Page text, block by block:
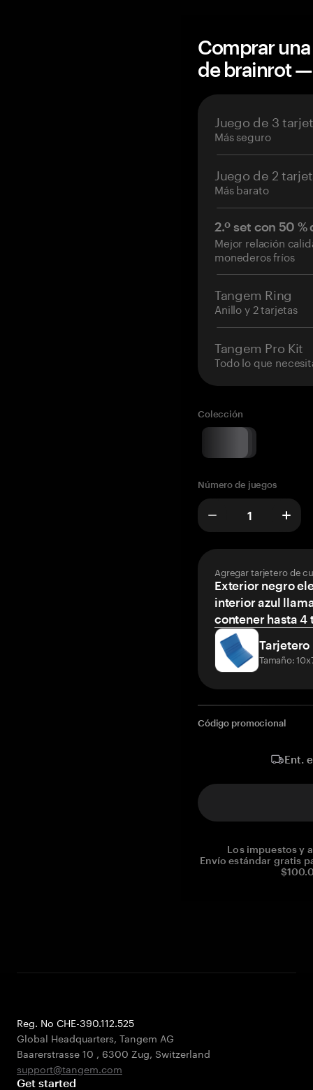
Comprar
de brainrot
Juego de 3
Más seguro
Juego de 2
Más barato
2.º set con 50
Mejor relación
monederos fríos
Tangem Ring
Anillo y 2 tarjetas
Tangem Pro Kit
Todo lo que
Colección
Número de juegos
Agregar tarjetero de
Exterior negro
interior azul
contener hasta 4
Tarjetero
Tamaño:
Código promocional
Ent.
Los impuestos y
Envío estándar gratis
Reg. No CHE-390.112.525
Global Headquarters, Tangem AG
Baarerstrasse 10 , 6300 Zug, Switzerland
support@tangem.com
Get started